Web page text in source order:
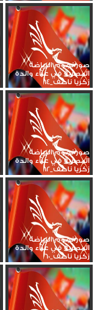
صور نجوم الرياضة
المصرية في عزاء والدة
زكريا ناصف_64
صور نجوم الرياضة
المصرية في عزاء والدة
زكريا ناصف_62
صور نجوم الرياضة
المصرية في عزاء والدة
زكريا ناصف_60